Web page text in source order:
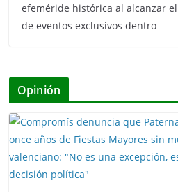
efeméride histórica al alcanzar
de eventos exclusivos dentro
Opinión